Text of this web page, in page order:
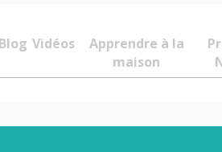
Blog Vidéos
Apprendre à la
maison